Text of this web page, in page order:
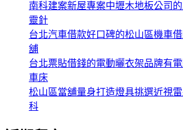
南科建案新屋專案中壢木地板公司
靈針
台北汽車借款好口碑的松山區機車
舖
台北票貼借錢的電動曬衣架品牌有
車床
松山區當舖量身打造燈具挑選近視
科